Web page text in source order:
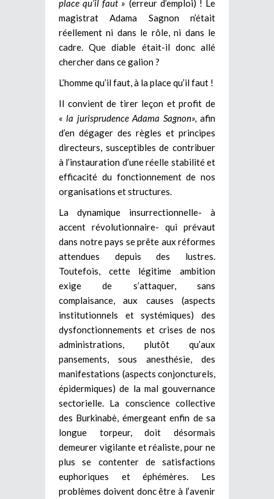
place qu’il faut » (erreur d’emploi) ! Le
magistrat Adama Sagnon n’était
réellement ni dans le rôle, ni dans le
cadre. Que diable était-il donc allé
chercher dans ce galion ?
L’homme qu’il faut, à la place qu’il faut !
Il convient de tirer leçon et profit de
« la jurisprudence Adama Sagnon», afin
d’en dégager des règles et principes
directeurs, susceptibles de contribuer
à l’instauration d’une réelle stabilité et
efficacité du fonctionnement de nos
organisations et structures.
La dynamique insurrectionnelle- à
accent révolutionnaire- qui prévaut
dans notre pays se prête aux réformes
attendues depuis des lustres.
Toutefois, cette légitime ambition
exige de s’attaquer, sans
complaisance, aux causes (aspects
institutionnels et systémiques) des
dysfonctionnements et crises de nos
administrations, plutôt qu’aux
pansements, sous anesthésie, des
manifestations (aspects conjoncturels,
épidermiques) de la mal gouvernance
sectorielle. La conscience collective
des Burkinabè, émergeant enfin de sa
longue torpeur, doit désormais
demeurer vigilante et réaliste, pour ne
plus se contenter de satisfactions
euphoriques et éphémères. Les
problèmes doivent donc être à l’avenir